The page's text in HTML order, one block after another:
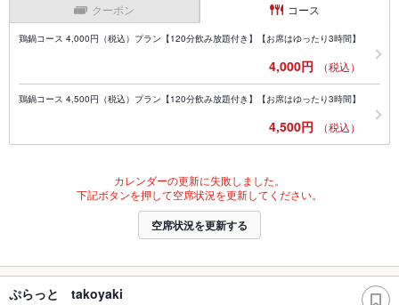
クーポン コース
鶏鍋コース 4,000円（税込）プラン【120分飲み放題付き】【お席はゆったり3時間】
4,000円 （税込）
鶏鍋コース 4,500円（税込）プラン【120分飲み放題付き】【お席はゆったり3時間】
4,500円 （税込）
カレンダーの更新に失敗しました。
下記ボタンを押して空席状況を更新してください。
空席状況を更新する
ぷらっと takoyaki